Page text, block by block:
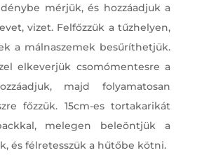
mérjük, és hozzáadjuk a
vizet. Felfőzzük a tűzhelyen,
a málnaszemek besűríthetjük.
elkeverjük csomómentesre a
majd folyamatosan
főzzük. 15cm-es tortakarikát
melegen beleöntjük a
és félretesszük a hűtőbe kötni.